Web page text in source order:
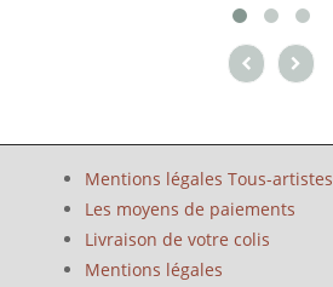
Mentions légales Tous-artistes
Les moyens de paiements
Livraison de votre colis
Mentions légales